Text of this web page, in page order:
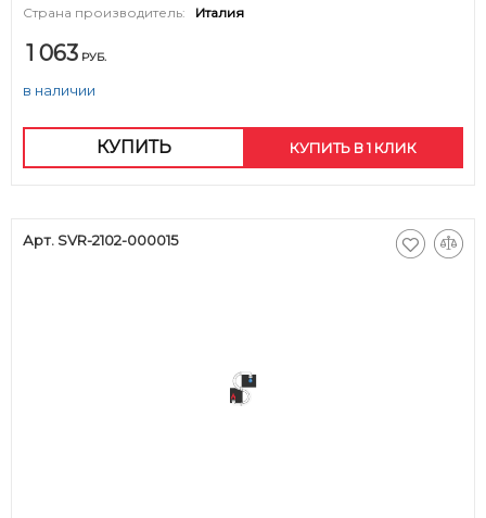
Страна производитель:
Италия
1 063 РУБ.
в наличии
КУПИТЬ КУПИТЬ В 1 КЛИК
Арт. SVR-2102-000015